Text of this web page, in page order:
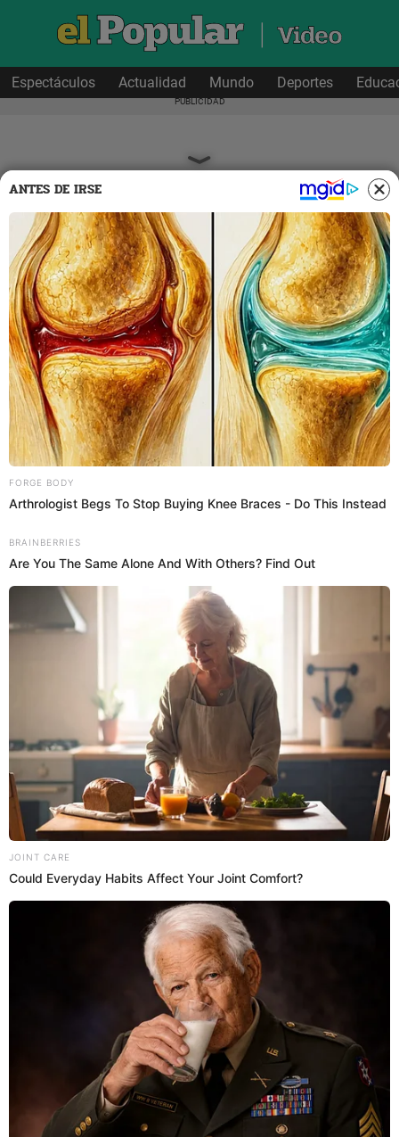
Espectáculos Actualidad Mundo Deportes
Videos
La INESPERADA reacción de Renato Rossini
españoles: “No veo nada”
Renato Rossini Jr. aseguró que no logró visualizar el
supuesto beso entre Ale Fuller y el galán español, pese a
haber visto las imágenes. Además, señaló que confía en la
31 de octubre de 2024 Compartir:
Estefani Hoyos
@
Estefani_Hoyos
elpopular.pe
elpopular.pe
31 Oct 2024 | 21:00 h
Actualizado31 Oct 2024 | 21:00 h
ANTES DE IRSE